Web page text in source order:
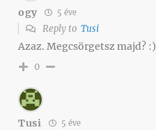
ogy 5 éve
Reply to Tusi
Azaz. Megcsörgetsz majd? :)
0
Tusi 5 éve